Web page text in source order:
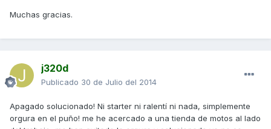
Muchas gracias.
j320d
Publicado 30 de Julio del 2014
Apagado solucionado! Ni starter ni ralentí ni nada, simplemente
orgura en el puño! me he acercado a una tienda de motos al lado